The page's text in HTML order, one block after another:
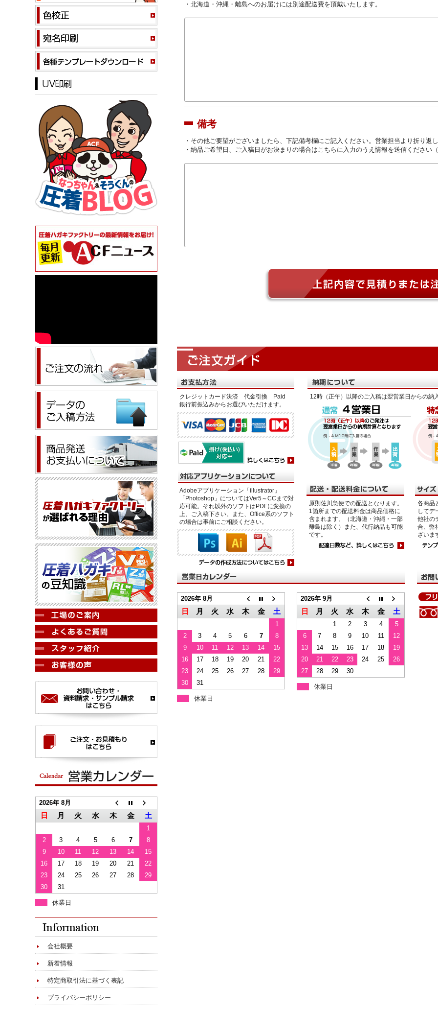
・北海道・沖縄・離島へのお届けには別途配送費を頂戴いたします。
備考
・その他ご要望がございましたら、下記備考欄にご記入ください。営業担当より折り返
・納品ご希望日、ご入稿日がお決まりの場合はこちらに入力のうえ情報を送信ください
クレジットカード決済 代金引換 Paid
銀行前振込みからお選びいただけます。
12時（正午）以降のご入稿は翌営業日からの納
Adobeアプリケーション「illustrator」
「Photoshop」についてはVer5～CCまで対
応可能。それ以外のソフトはPDFに変換の
上、ご入稿下さい。また、Office系のソフト
の場合は事前にご相談ください。
原則佐川急便での配送となります。
1箇所までの配送料金は商品価格に
含まれます。（北海道・沖縄・一部
離島は除く）また、代行納品も可能
です。
各商品
してデ
他社の
合、弊
ざいま
2026年 8月
日 月 火 水 木 金 土
1
2
3 4 5 6 7
8
9
10 11 12 13 14
15
16
17 18 19 20 21
22
23
24 25 26 27 28
29
30
31
休業日
2026年 9月
日 月 火 水 木 金 土
1 2 3 4
5
6
7 8 9 10 11
12
13
14 15 16 17 18
19
20
21 22 23 24 25
26
27
28 29 30
休業日
2026年 8月
日 月 火 水 木 金 土
1
2
3 4 5 6 7
8
9
10 11 12 13 14
15
16
17 18 19 20 21
22
23
24 25 26 27 28
29
30
31
休業日
会社概要
新着情報
特定商取引法に基づく表記
プライバシーポリシー